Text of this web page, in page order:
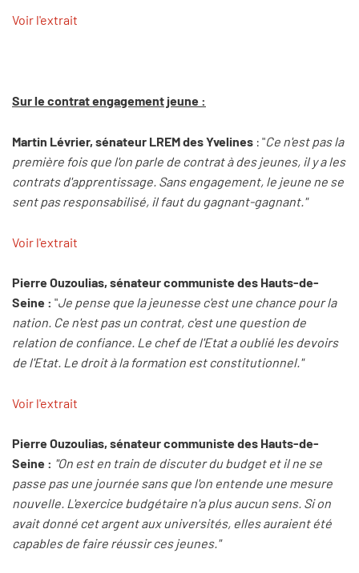
Voir l'extrait
Sur le contrat engagement jeune :
Martin Lévrier, sénateur LREM des Yvelines : "Ce n'est pas la
première fois que l'on parle de contrat à des jeunes, il y a les
contrats d'apprentissage. Sans engagement, le jeune ne se
sent pas responsabilisé, il faut du gagnant-gagnant."
Voir l'extrait
Pierre Ouzoulias, sénateur communiste des Hauts-de-
Seine : "Je pense que la jeunesse c'est une chance pour la
nation. Ce n'est pas un contrat, c'est une question de
relation de confiance. Le chef de l'Etat a oublié les devoirs
de l'Etat. Le droit à la formation est constitutionnel."
Voir l'extrait
Pierre Ouzoulias, sénateur communiste des Hauts-de-
Seine : "On est en train de discuter du budget et il ne se
passe pas une journée sans que l'on entende une mesure
nouvelle. L'exercice budgétaire n'a plus aucun sens. Si on
avait donné cet argent aux universités, elles auraient été
capables de faire réussir ces jeunes."